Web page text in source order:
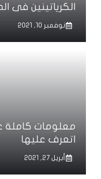
الكرياتينين فى
نوفمبر 10, 2021
معلومات
اتعرف عليها
أبريل 27, 2021